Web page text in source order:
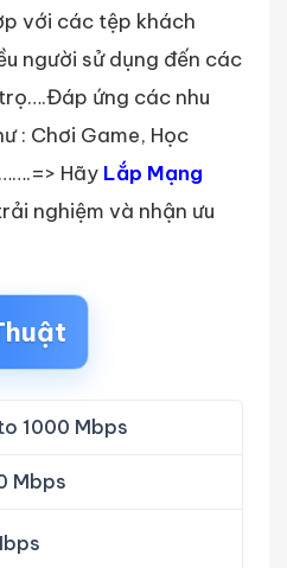
với các tệp khách
người sử dụng đến các
ứng các nhu
: Chơi Game, Học
Hãy Lắp Mạng
nghiệm và nhận ưu
1000 Mbps
Mbps